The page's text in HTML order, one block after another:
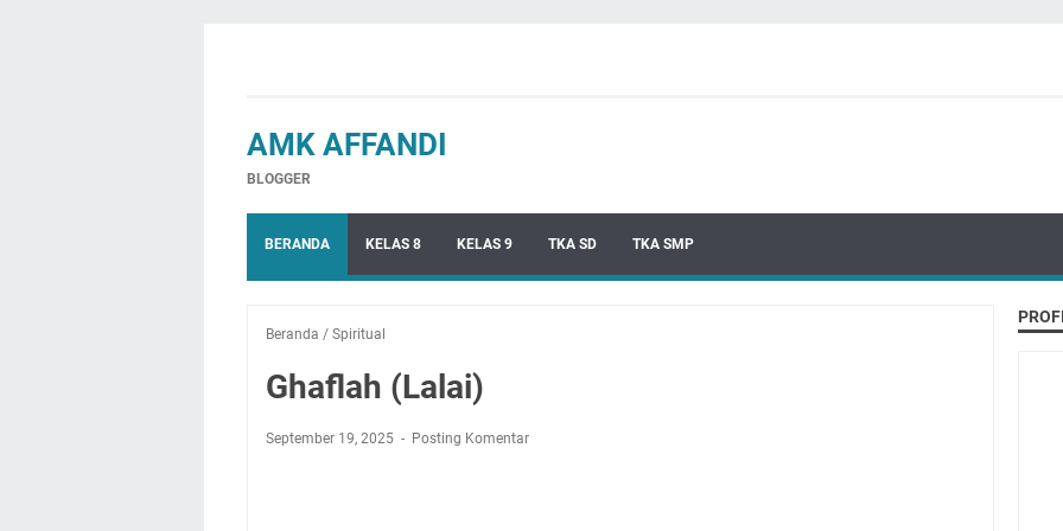
AMK AFFANDI
BLOGGER
BERANDA KELAS 8 KELAS 9 TKA SD TKA SMP
Beranda / Spiritual
Ghaflah (Lalai)
September 19, 2025 Posting Komentar